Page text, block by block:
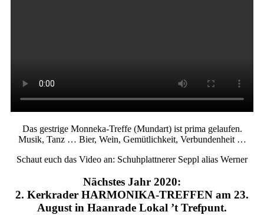
Das gestrige Monneka-Treffe (Mundart) ist prima gelaufen.
Musik, Tanz … Bier, Wein, Gemütlichkeit, Verbundenheit …
Schaut euch das Video an: Schuhplattnerer Seppl alias Werner
Nächstes Jahr 2020:
2. Kerkrader HARMONIKA-TREFFEN am 23.
August in Haanrade Lokal ’t Trefpunt.